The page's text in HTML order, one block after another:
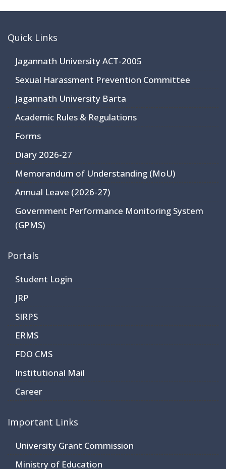
Quick Links
Jagannath University ACT-2005
Sexual Harassment Prevention Committee
Jagannath University Barta
Academic Rules & Regulations
Forms
Diary 2026-27
Memorandum of Understanding (MoU)
Annual Leave (2026-27)
Government Performance Monitoring System
(GPMS)
Portals
Student Login
JRP
SIRPS
ERMS
FDO CMS
Institutional Mail
Career
Important Links
University Grant Commission
Ministry of Education